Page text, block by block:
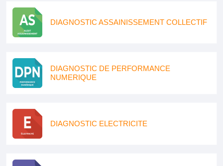
DIAGNOSTIC ASSAINISSEMENT COLLECTIF
DIAGNOSTIC DE PERFORMANCE
NUMERIQUE
DIAGNOSTIC ELECTRICITE